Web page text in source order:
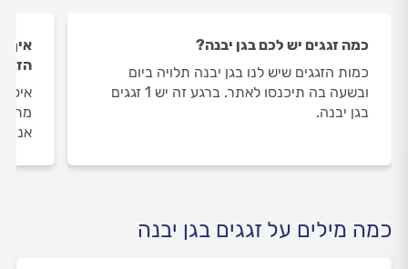
כמה זגגים יש לכם בגן יבנה?
כמות הזגגים שיש לנו בגן יבנה תלויה ביום
ובשעה בה תיכנסו לאתר. ברגע זה יש 1 זגגים
בגן יבנה.
איך
אנו
כמה מילים על זגגים בגן יבנה